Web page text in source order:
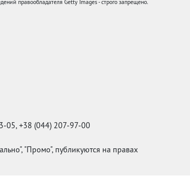
правообладателя Getty Images - строго запрещено.
05, +38 (044) 207-97-00
"Промо", публикуются на правах